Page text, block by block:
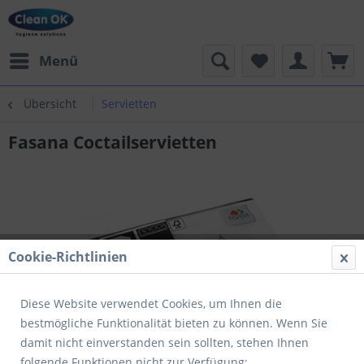
Menü
Übersicht Servietten
Fasana Coctailservietten
Cookie-Richtlinien
Diese Website verwendet Cookies, um Ihnen die
bestmögliche Funktionalität bieten zu können. Wenn Sie
damit nicht einverstanden sein sollten, stehen Ihnen